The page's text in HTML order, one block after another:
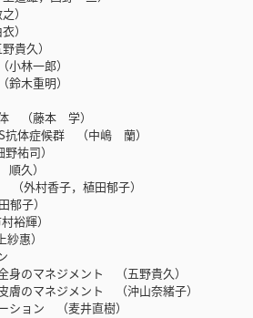
）
）
久）
林一郎）
木重明）
（藤本 学）
体症候群 （中嶋 蘭）
祐司）
久）
外村香子，植田郁子）
子）
輝）
惠）
のマネジメント （五野貴久）
のマネジメント （沖山奈緒子）
ョン （麦井直樹）